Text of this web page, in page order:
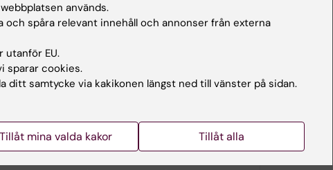
- moment 5 VT26
- moment 6 VT26
(PDF, 394.47 KB)
används.
och spåra relevant innehåll och annonser från externa
utanför EU.
sparar cookies.
ditt samtycke via kakikonen längst ned till vänster på sidan.
Tillåt mina valda kakor Tillåt alla